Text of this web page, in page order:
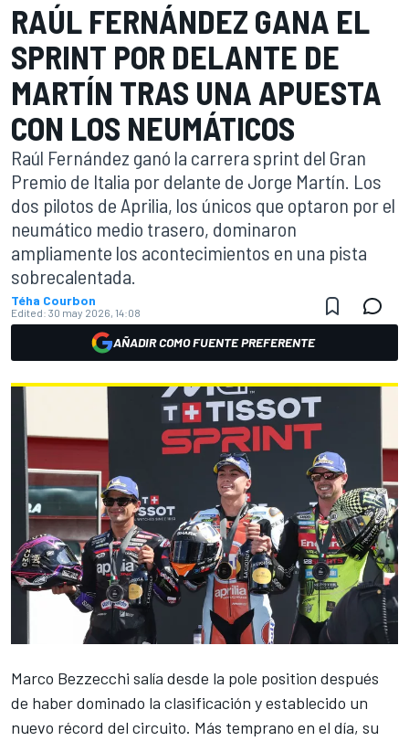
RAÚL FERNÁNDEZ GANA EL
SPRINT POR DELANTE DE
MARTÍN TRAS UNA APUESTA
CON LOS NEUMÁTICOS
Raúl Fernández ganó la carrera sprint del Gran
Premio de Italia por delante de Jorge Martín. Los
dos pilotos de Aprilia, los únicos que optaron por el
neumático medio trasero, dominaron
ampliamente los acontecimientos en una pista
sobrecalentada.
Téha Courbon
Edited: 30 may 2026, 14:08
AÑADIR COMO FUENTE PREFERENTE
Marco Bezzecchi salía desde la pole position después
de haber dominado la clasificación y establecido un
nuevo récord del circuito. Más temprano en el día, su